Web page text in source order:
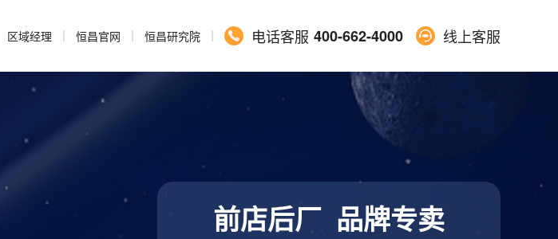
区域经理 恒昌官网 恒昌研究院 电话客服 400-662-4000 线上客服
前店后厂 品牌专卖